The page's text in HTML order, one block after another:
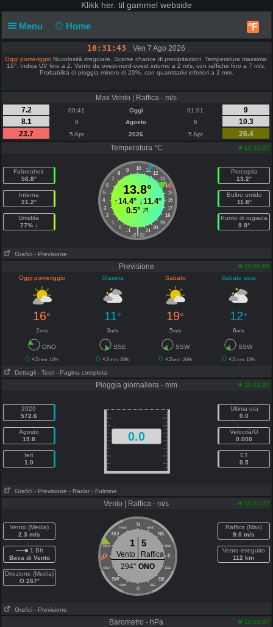
Klikk her. til gammel webside
Menu Home °F
10:31:43 Ven 7 Ago 2026
Oggi pomeriggio Nuvolosità irregolare. Scarse chance di precipitazioni. Temperatura massima:
16°. Indice UV fino a 2. Vento da ovest-nord-ovest intorno a 2 m/s, con raffiche fino a 7 m/s.
Probabilità di pioggia minore di 20%, con quantitativi inferiori a 2 mm.
Max Vento | Raffica - m/s
7.2
00:41 Oggi 01:01
9
8.1
6 Agosto 6
10.3
23.7
5 Apr 2026 5 Apr
26.4
Temperatura °C
10:31:27
Fahrenheit
56.8°
Interna
21.2°
Umidità
77% ↓
10
9 11
8
12
7
13
6
14
5
15
4
16
3
17
2
18
1
19
0
20
-1 21
|
-2 22
13.8°
↑14.4°↓11.4°
0.5°
Percepita
13.2°
Bulbo umido
11.8°
Punto di rugiada
9.9°
Grafici - Previsione
Previsione
10:00:00
Oggi pomeriggio
Stasera Sabato Sabato sera
16° 11° 19° 12°
2m/s 3m/s 5m/s 6m/s
ONO SSE SSW
SSW
<2mm 10% <2mm 20% <2mm 20% <2mm 10%
Dettagli - Testi - Pagina completa
Pioggia giornaliera - mm 10:31:27
2026
572.6
Agosto
19.8
Ieri
1.0
0.0
Ultima ora
0.0
Velocità/O
0.000
ET
0.5
Grafici - Previsione - Radar - Fulmine
Vento | Raffica - m/s 10:31:27
Vento (Media)
2.3 m/s
1 Bft
Bava di Vento
Direzione (Media)
O 267°
N
NNO NNE
NO NE
ONO ENE
O E
OSO ESE
SW SE
SSW SSE
S
1 5
Vento
Raffica
294° ONO
Raffica (Max)
9.0 m/s
Vento eseguito
112 km
Grafici - Previsione
Barometro - hPa 10:31:27